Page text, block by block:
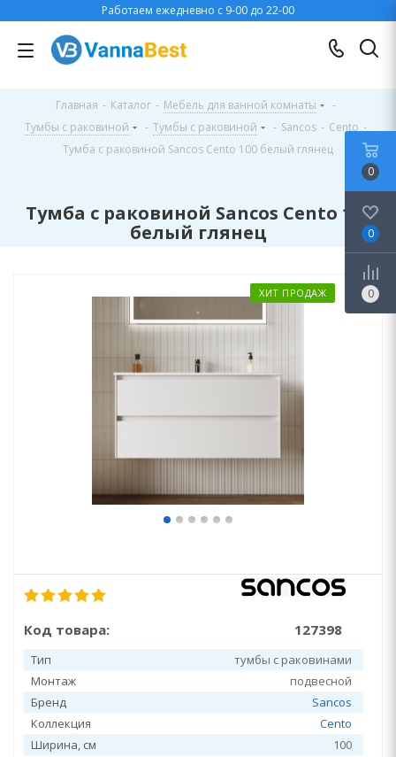
Работаем ежедневно с 9-00 до 22-00
Главная - Каталог - Мебель для ванной комнаты
-
Тумбы с раковиной
- Тумбы с раковиной - Sancos - Cento -
Тумба с раковиной Sancos Cento 100 белый глянец
Тумба с раковиной Sancos Cento 100
белый глянец
ХИТ ПРОДАЖ
Код товара: 127398
Тип
тумбы с раковинами
Монтаж
подвесной
Бренд
Sancos
Коллекция
Cento
Ширина, см
100
0
0
0